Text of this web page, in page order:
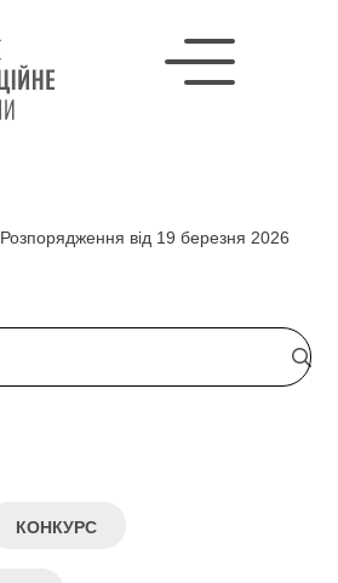
Розпорядження від 19 березня 2026
КОНКУРС